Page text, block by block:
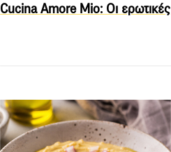
Cucina Amore Mio: Οι